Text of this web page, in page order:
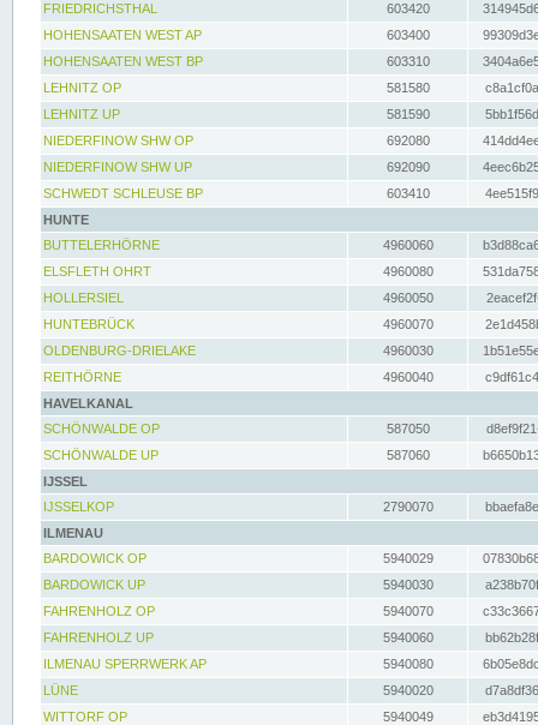
FRIEDRICHSTHAL
603420
HOHENSAATEN WEST AP
603400
HOHENSAATEN WEST BP
603310
LEHNITZ OP
581580
LEHNITZ UP
581590
NIEDERFINOW SHW OP
692080
NIEDERFINOW SHW UP
692090
SCHWEDT SCHLEUSE BP
603410
HUNTE
BUTTELERHÖRNE
4960060
ELSFLETH OHRT
4960080
HOLLERSIEL
4960050
HUNTEBRÜCK
4960070
OLDENBURG-DRIELAKE
4960030
REITHÖRNE
4960040
HAVELKANAL
SCHÖNWALDE OP
587050
SCHÖNWALDE UP
587060
IJSSEL
IJSSELKOP
2790070
ILMENAU
BARDOWICK OP
5940029
BARDOWICK UP
5940030
FAHRENHOLZ OP
5940070
FAHRENHOLZ UP
5940060
ILMENAU SPERRWERK AP
5940080
LÜNE
5940020
WITTORF OP
5940049